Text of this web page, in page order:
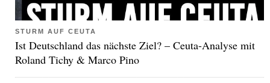
STURM AUF CEUTA
Ist Deutschland das nächste Ziel? – Ceuta-Analyse mit
Roland Tichy & Marco Pino